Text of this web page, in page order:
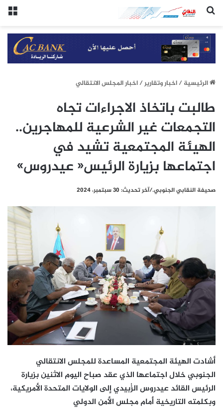
(النقابي الجنوبي:/خاص.)
الرئيسيِة/اخبار وتقارير/اخبار المجلس الانتقالي
طالبت باتخاذ الاجراءات تجاه
التجمعات غير الشرعية للمهاجرين..
الهيئة المجتمعية تشيد في
اجتماعها بزيارة الرئيس« عيدروس»
صحيفة النقابي الجنوبي./آخر تحديث: 30 سبتمبر، 2024
أشادت الهيئة المجتمعية المساعدة للمجلس الانتقالي
الجنوبي خلال اجتماعها الذي عقد صباح اليوم الاثنين بزيارة
الرئيس القائد عيدروس الزُبيدي إلى الولايات المتحدة الأمريكية،
وبكلمته التاريخية أمام مجلس الأمن الدولي